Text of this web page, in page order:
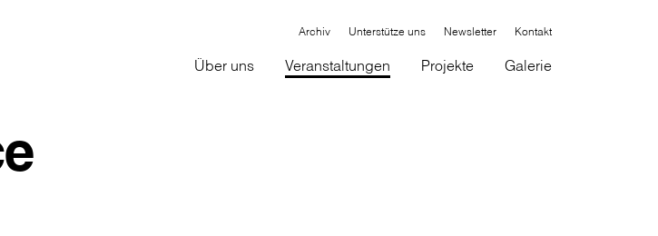
Archiv Unterstütze uns Newsletter Kontakt
Über uns Veranstaltungen Projekte Galerie